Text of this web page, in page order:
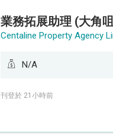
Centaline Property Agency
N/A
刊登於 21小時前